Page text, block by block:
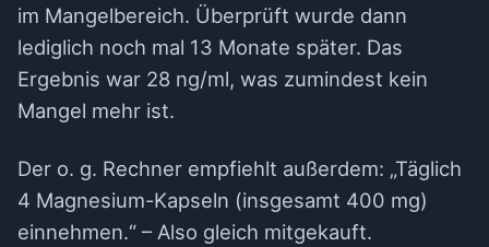
im Mangelbereich. Überprüft wurde dann
lediglich noch mal 13 Monate später. Das
Ergebnis war 28 ng/ml, was zumindest kein
Mangel mehr ist.
Der o. g. Rechner empfiehlt außerdem: „Täglich
4 Magnesium-Kapseln (insgesamt 400 mg)
einnehmen.“ – Also gleich mitgekauft.